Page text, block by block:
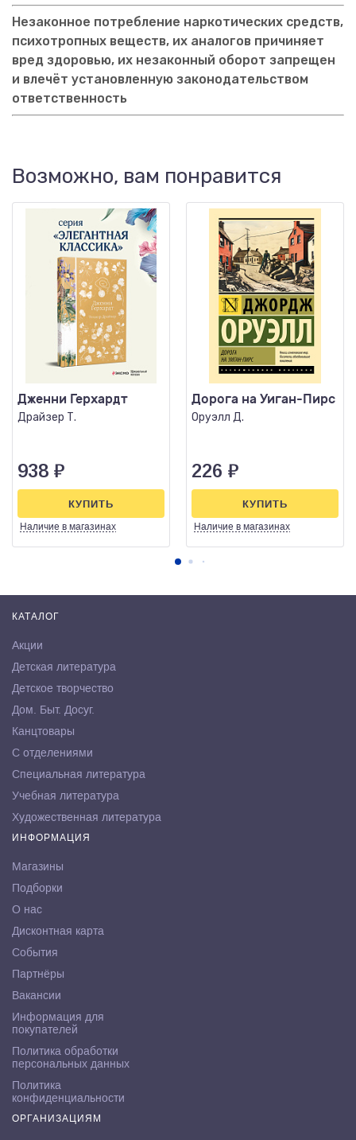
Незаконное потребление наркотических средств,
психотропных веществ, их аналогов причиняет
вред здоровью, их незаконный оборот запрещен
и влечёт установленную законодательством
ответственность
Возможно, вам понравится
Дженни Герхардт
Драйзер Т.
938 ₽
Наличие в магазинах
КУПИТЬ
Дорога на Уиган-Пирс
Оруэлл Д.
226 ₽
Наличие в магазинах
КУПИТЬ
КАТАЛОГ
Акции
Детская литература
Детское творчество
Дом. Быт. Досуг.
Канцтовары
С отделениями
Специальная литература
Учебная литература
Художественная литература
ИНФОРМАЦИЯ
Магазины
Подборки
О нас
Дисконтная карта
События
Партнёры
Вакансии
Информация для
покупателей
Политика обработки
персональных данных
Политика
конфиденциальности
ОРГАНИЗАЦИЯМ